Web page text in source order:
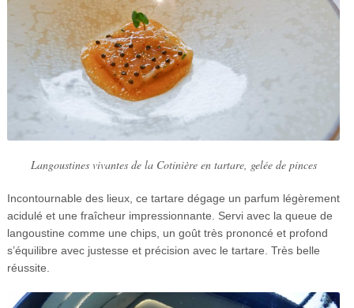
Langoustines vivantes de la Cotinière en tartare, gelée de pinces
Incontournable des lieux, ce tartare dégage un parfum légèrement
acidulé et une fraîcheur impressionnante. Servi avec la queue de
langoustine comme une chips, un goût très prononcé et profond
s’équilibre avec justesse et précision avec le tartare. Très belle
réussite.